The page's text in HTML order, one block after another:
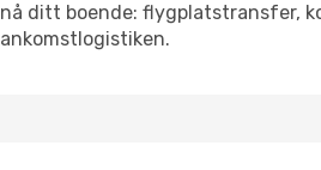
nå ditt boende: flygplatstransfer,
ankomstlogistiken.